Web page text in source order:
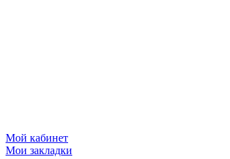
Мой кабинет
Мои закладки